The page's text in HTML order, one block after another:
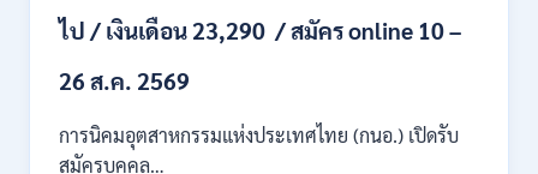
ไป / เงินเดือน 23,290 / สมัคร online 10 –
26 ส.ค. 2569
การนิคมอุตสาหกรรมแห่งประเทศไทย (กนอ.) เปิดรับ
สมัครบุคคล…